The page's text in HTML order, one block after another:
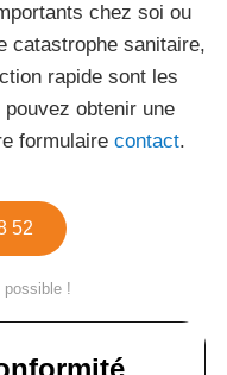
chez soi ou
catastrophe sanitaire,
rapide sont les
obtenir une
formulaire contact.
52
possible !